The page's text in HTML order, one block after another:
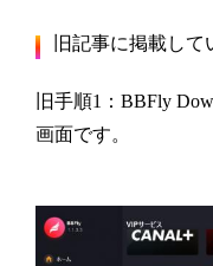
旧記事に掲載し
旧手順1：BBFly
画面です。